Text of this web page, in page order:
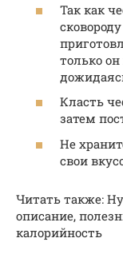
Так как
только
Класть
затем
Не
свои
Читать также:
описание,
калорийность